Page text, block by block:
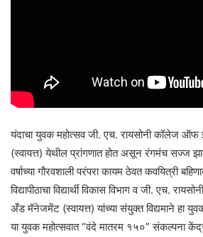
यंदाचा युवक महोत्सव जी. एच. रायसोनी कॉलेज
(स्वायत्त) येथील प्रांगणात होत असून रंगमंच सज्ज
वर्षाच्या गौरवशाली परंपरा कायम ठेवत कवयित्री
विद्यापीठाचा विद्यार्थी विकास विभाग व जी. एच.
अँड मॅनेजमेंट (स्वायत्त) यांच्या संयुक्त विद्यमाने हा
या युवक महोत्सवात “वंदे मातरम १५०” संकल्पना